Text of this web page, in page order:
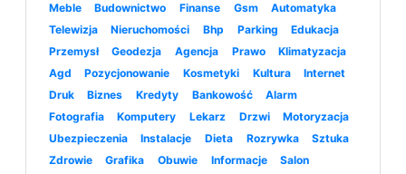
Meble
Budownictwo Finanse Gsm
Automatyka
Telewizja
Nieruchomości Bhp Parking
Edukacja
Przemysł
Geodezja Agencja Prawo
Klimatyzacja
Agd
Pozycjonowanie Kosmetyki Kultura
Internet
Druk
Biznes Kredyty Bankowość
Alarm
Fotografia
Komputery Lekarz Drzwi
Motoryzacja
Ubezpieczenia
Instalacje Dieta Rozrywka
Sztuka
Zdrowie
Grafika Obuwie Informacje
Salon